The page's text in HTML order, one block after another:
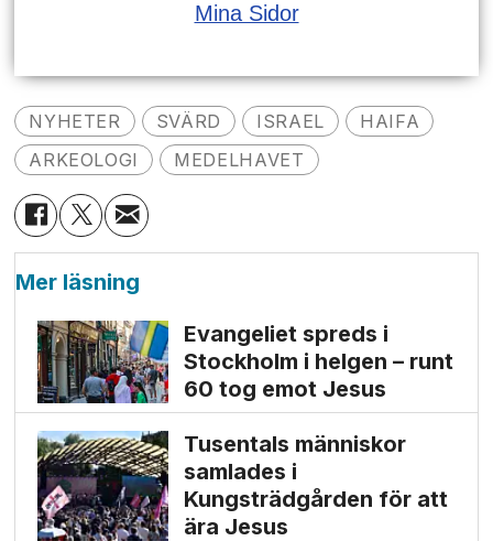
Mina Sidor
NYHETER SVÄRD ISRAEL
HAIFA
ARKEOLOGI
MEDELHAVET
Mer läsning
Evangeliet spreds i
Stockholm i helgen – runt
60 tog emot Jesus
Tusentals människor
samlades i
Kungsträdgården för att
ära Jesus